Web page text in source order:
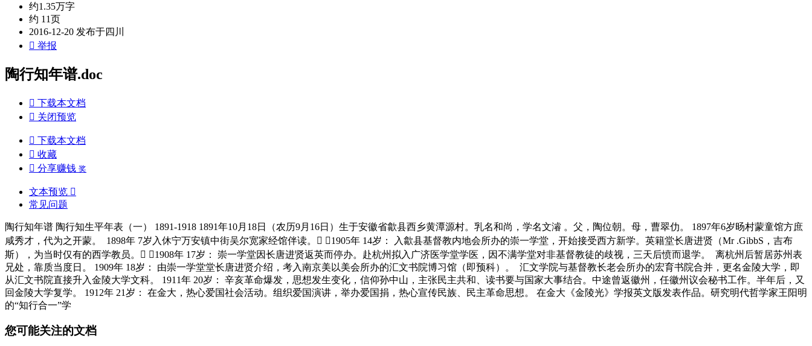
约1.35万字
约 11页
2016-12-20 发布于四川
 举报
陶行知年谱.doc
 下载本文档
 关闭预览
 下载本文档
 收藏
 分享赚钱 奖
文本预览 
常见问题
陶行知年谱 陶行知生平年表（一） 1891-1918 1891年10月18日（农历9月16日）生于安徽省歙县西乡黄潭源村。乳名和尚，学名文濬 。父，陶位朝。母，曹翠仂。 1897年6岁旸村蒙童馆方庶
咸秀才，代为之开蒙。 1898年 7岁入休宁万安镇中街吴尔宽家经馆伴读。 1905年 14岁： 入歙县基督教内地会所办的崇一学堂，开始接受西方新学。英籍堂长唐进贤（Mr .GibbS，吉布
斯），为当时仅有的西学教员。 1908年 17岁： 崇一学堂因长唐进贤返英而停办。赴杭州拟入广济医学堂学医，因不满学堂对非基督教徒的歧视，三天后愤而退学。 离杭州后暂居苏州表
兄处，靠质当度日。 1909年 18岁： 由崇一学堂堂长唐进贤介绍，考入南京美以美会所办的汇文书院博习馆（即预科）。 汇文学院与基督教长老会所办的宏育书院合并，更名金陵大学，即
从汇文书院直接升入金陵大学文科。 1911年 20岁： 辛亥革命爆发，思想发生变化，信仰孙中山，主张民主共和、读书要与国家大事结合。中途曾返徽州，任徽州议会秘书工作。半年后，又
回金陵大学复学。 1912年 21岁： 在金大，热心爱国社会活动。组织爱国演讲，举办爱国捐，热心宣传民族、民主革命思想。 在金大《金陵光》学报英文版发表作品。研究明代哲学家王阳明
的“知行合一”学
您可能关注的文档